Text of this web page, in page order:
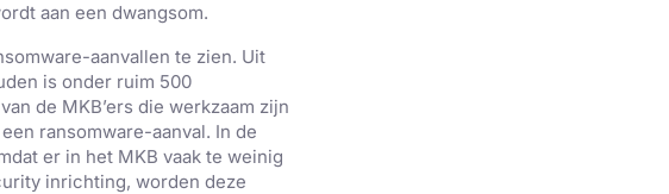
aan een dwangsom.
aanvallen te zien. Uit
is onder ruim 500
de MKB’ers die werkzaam zijn
ransomware-aanval. In de
er in het MKB vaak te weinig
inrichting, worden deze